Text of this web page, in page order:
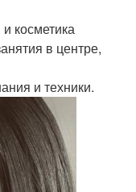
косметика
в центре,
и техники.